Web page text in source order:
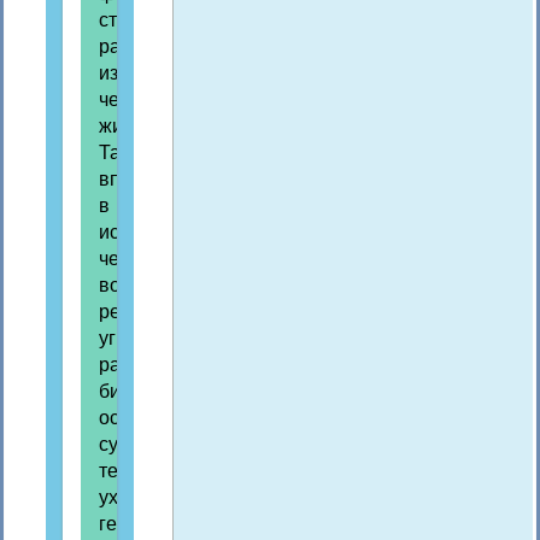
структуры,
радикально
изменяющие
человеческую
жизнь.
Так,
впервые
в
истории
человечества
возникает
реальная
угроза
разрушения
биологической
основы,
существования
телесности,
ухудшение
генофонда.